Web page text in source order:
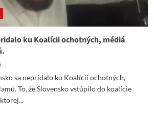
ku Koalícii ochotných, médiá
sa nepridalo ku Koalícii ochotných,
To, že Slovensko vstúpilo do koalície